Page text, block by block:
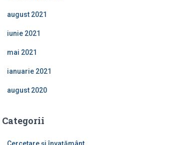
august 2021
iunie 2021
mai 2021
ianuarie 2021
august 2020
Categorii